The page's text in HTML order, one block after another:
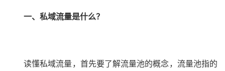
一、私域流量是什么？
读懂私域流量，首先要了解流量池的概念，流量池指的